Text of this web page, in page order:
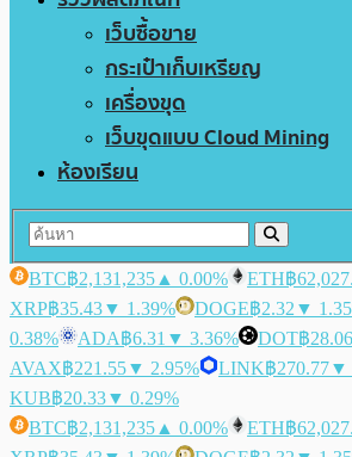
เว็บซื้อขาย
กระเป๋าเก็บเหรียญ
เครื่องขุด
เว็บขุดแบบ Cloud Mining
ห้องเรียน
BTC฿2,131,235 ▲ 0.00% ETH฿
XRP฿35.43▼ 1.39% DOGE฿2.32 ▼
0.38%
ADA฿6.31 ▼ 3.36% DOT฿28.06
AVAX฿221.55▼ 2.95% LINK฿270.77▼
KUB฿20.33▼ 0.29%
BTC฿2,131,235 ▲ 0.00% ETH฿